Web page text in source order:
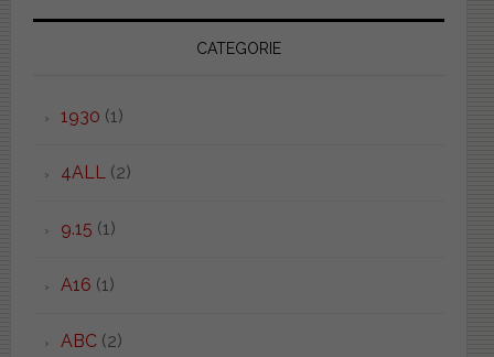
CATEGORIE
1930 (1)
4ALL (2)
9.15 (1)
A16 (1)
ABC(2)